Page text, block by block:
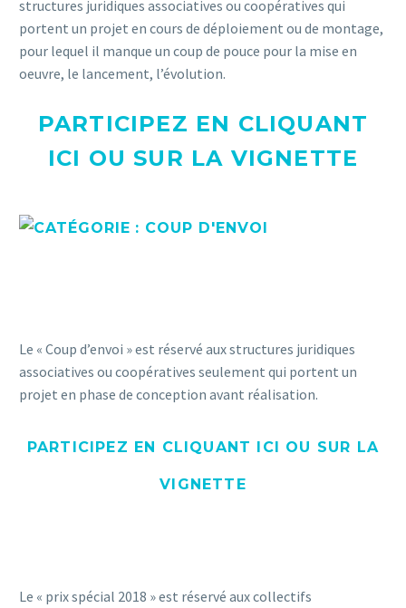
structures juridiques associatives ou coopératives qui
portent un projet en cours de déploiement ou de montage,
pour lequel il manque un coup de pouce pour la mise en
oeuvre, le lancement, l’évolution.
PARTICIPEZ EN CLIQUANT
ICI OU SUR LA VIGNETTE
Le « Coup d’envoi » est réservé aux structures juridiques
associatives ou coopératives seulement qui portent un
projet en phase de conception avant réalisation.
PARTICIPEZ EN CLIQUANT ICI OU SUR LA
VIGNETTE
Le « prix spécial 2018 » est réservé aux collectifs